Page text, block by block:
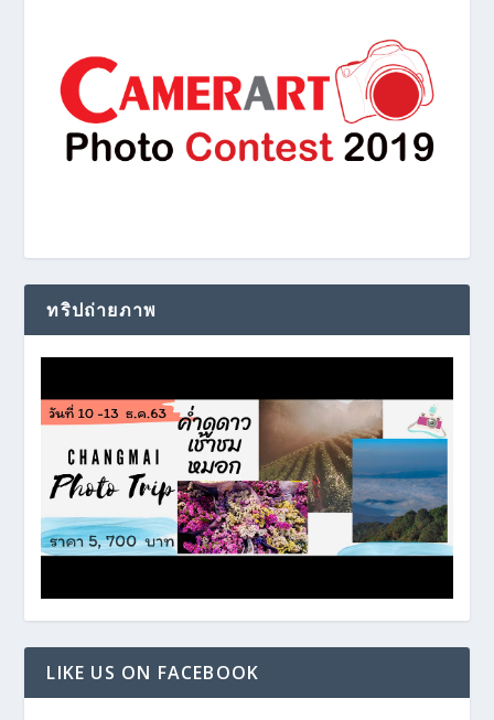
ทริปถ่ายภาพ
LIKE US ON FACEBOOK